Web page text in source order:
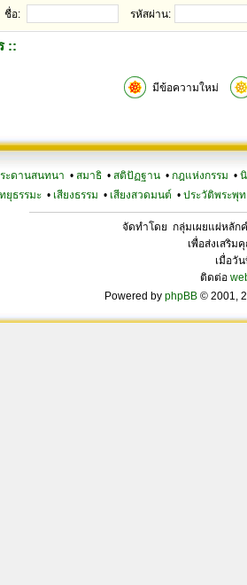
ชื่อ: รหัสผ่าน:
::
มีข้อความใหม่
ะดานสนทนา • สมาธิ • สติปัฏฐาน • กฎแห่งกรรม •
ยุธรรมะ• เสียงธรรม • เสียงสวดมนต์ • ประวัติพระพุท
จัดทำโดย กลุ่มเผยแผ่หลัก
เพื่อส่งเสริม
เมื่อวั
ติดต่อ
Powered by phpBB © 2001,